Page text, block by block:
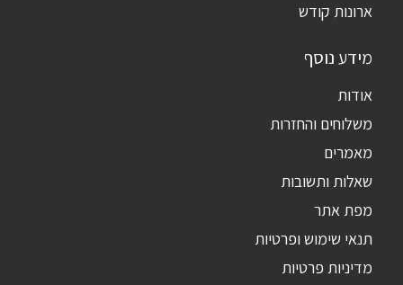
ארונות קודש
מידע נוסף
אודות
משלוחים והחזרות
מאמרים
שאלות ותשובות
מפת אתר
תנאי שימוש ופרטיות
מדיניות פרטיות